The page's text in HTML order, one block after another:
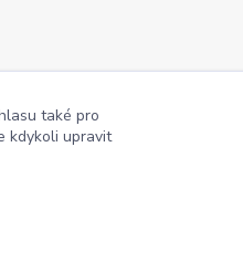
také pro
kdykoli upravit